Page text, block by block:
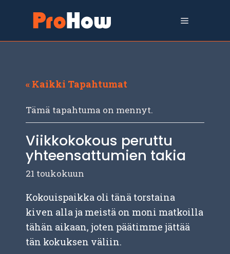
sisältöön
Valikko
« Kaikki Tapahtumat
Tämä tapahtuma on mennyt.
Viikkokokous peruttu
yhteensattumien takia
21 toukokuun
Kokouispaikka oli tänä torstaina
kiven alla ja meistä on moni matkoilla
tähän aikaan, joten päätimme jättää
tän kokuksen väliin.